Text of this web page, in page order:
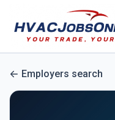
Employers search